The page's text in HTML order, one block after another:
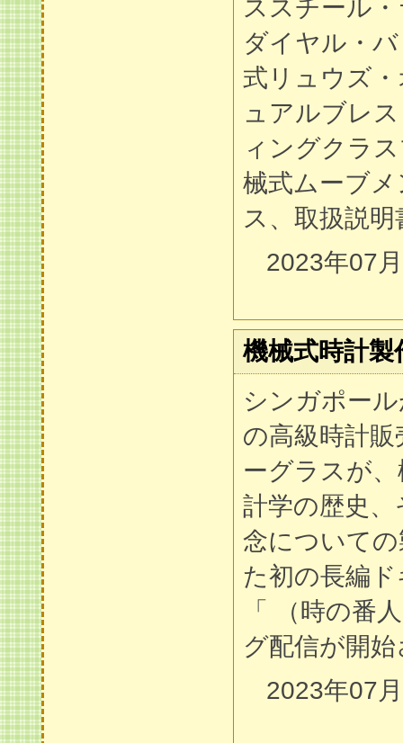
ススチール
ダイヤル・
式リュウズ
ュアルブレ
ィングクラ
械式ムーブ
ス、取扱説
2023年07
機械式時計製
シンガポー
の高級時計
ーグラスが
計学の歴史
念について
た初の長編
「 （時の番
グ配信が開
2023年07